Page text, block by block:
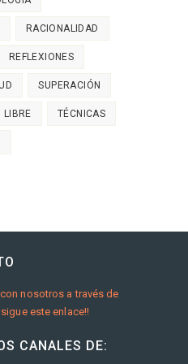
RACIONALIDAD
REFLEXIONES
SUPERACIÓN
LIBRE TÉCNICAS
nosotros a través de
este enlace!!
CANALES DE: